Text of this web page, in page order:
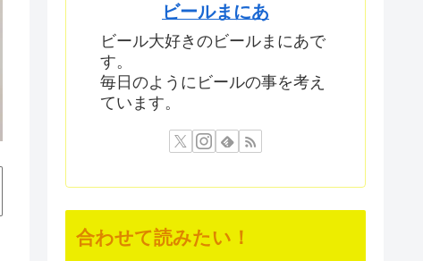
ビールまにあ
ビール大好きのビールまにあで
す。
毎日のようにビールの事を考え
ています。
合わせて読みたい！